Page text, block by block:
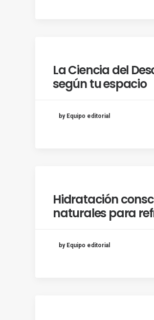
La Ciencia del
según tu espacio
by Equipo editorial
Hidratación
naturales para
by Equipo editorial